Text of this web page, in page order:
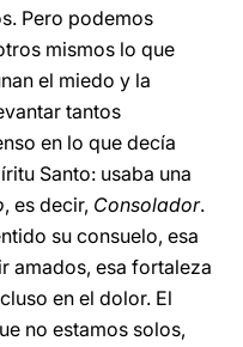
Pero podemos
mismos lo que
el miedo y la
tantos
en lo que decía
Santo: usaba una
, es decir, Consolador.
su consuelo, esa
amados, esa fortaleza
en el dolor. El
no estamos solos,